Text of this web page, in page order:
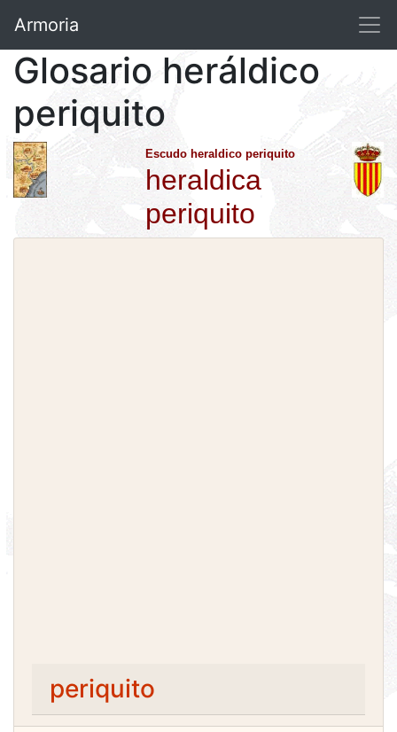
Armoria
Glosario heráldico
periquito
Escudo heraldico periquito
heraldica
periquito
periquito